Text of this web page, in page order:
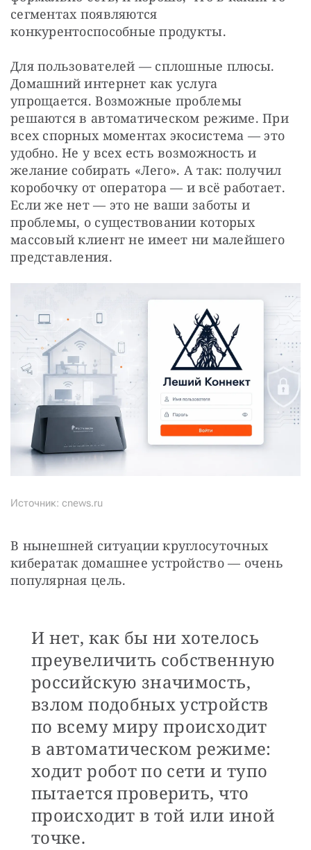
сегментах появляются
конкурентоспособные продукты.
Для пользователей — сплошные плюсы.
Домашний интернет как услуга
упрощается. Возможные проблемы
решаются в автоматическом режиме. При
всех спорных моментах экосистема — это
удобно. Не у всех есть возможность и
желание собирать «Лего». А так: получил
коробочку от оператора — и всё работает.
Если же нет — это не ваши заботы и
проблемы, о существовании которых
массовый клиент не имеет ни малейшего
представления.
Источник: cnews.ru
В нынешней ситуации круглосуточных
кибератак домашнее устройство — очень
популярная цель.
И нет, как бы ни хотелось
преувеличить собственную
российскую значимость,
взлом подобных устройств
по всему миру происходит
в автоматическом режиме:
ходит робот по сети и тупо
пытается проверить, что
происходит в той или иной
точке.